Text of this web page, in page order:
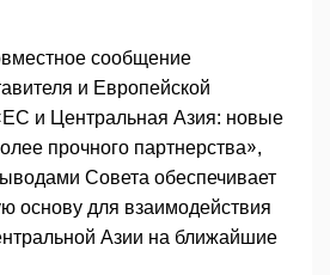
сообщение
и Европейской
и Центральная Азия: новые
прочного партнерства»,
Совета обеспечивает
основу для взаимодействия
Азии на ближайшие